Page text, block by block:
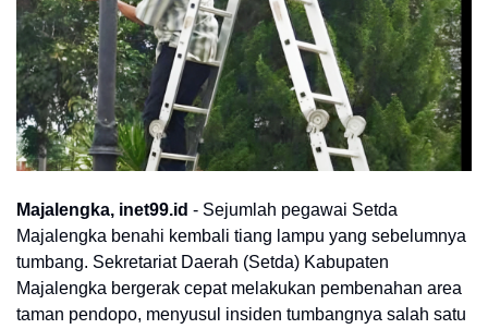
Majalengka, inet99.id - Sejumlah pegawai Setda
Majalengka benahi kembali tiang lampu yang sebelumnya
tumbang. Sekretariat Daerah (Setda) Kabupaten
Majalengka bergerak cepat melakukan pembenahan area
taman pendopo, menyusul insiden tumbangnya salah satu